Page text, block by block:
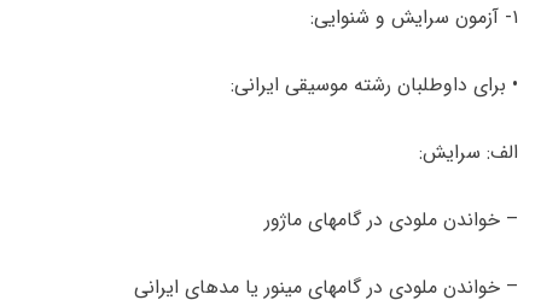
۱- آزمون سرایش و شنوایی:
• برای داوطلبان رشته موسیقی ایرانی:
الف: سرایش:
– خواندن ملودی در گام‎های ماژور
– خواندن ملودی در گام‎های مینور یا مدهای ایرانی